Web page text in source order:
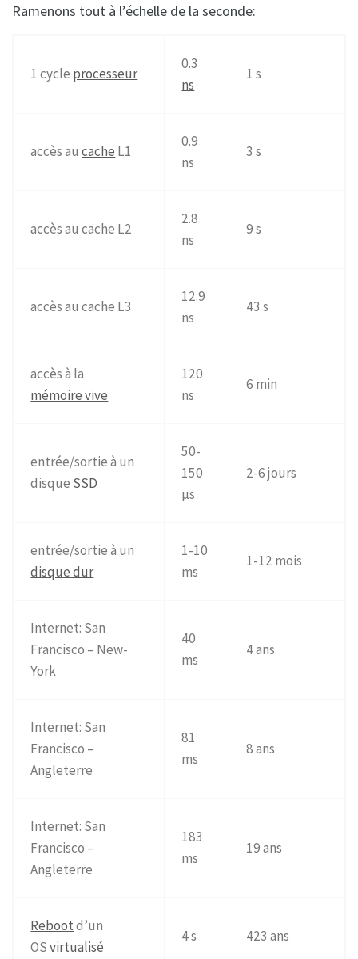
Ramenons tout à l’échelle de la seconde:
1 cycle processeur
0.3
ns
1 s
accès aucache L1
0.9
ns
3 s
accès au cache L2
2.8
ns
9 s
accès au cache L3
12.9
ns
43 s
accès à la
mémoire vive
120
ns
6 min
entrée/sortie à un
disque SSD
50-
150
μs
2-6 jours
entrée/sortie à un
disque dur
1-10
ms
1-12 mois
Internet: San
Francisco – New-
York
40
ms
4 ans
Internet: San
Francisco –
Angleterre
81
ms
8 ans
Internet: San
Francisco –
Angleterre
183
ms
19 ans
Rebootd’un
OSvirtualisé
4 s 423 ans